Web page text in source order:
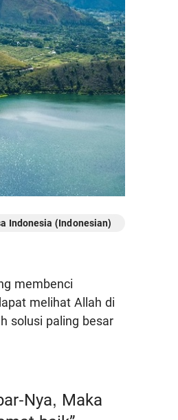
Indonesia (Indonesian)
membenci
melihat Allah di
solusi paling besar
Nya, Maka